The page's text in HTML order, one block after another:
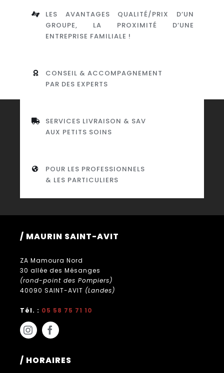
LES AVANTAGES QUALITÉ/PRIX D’UN
GROUPE, LA PROXIMITÉ D’UNE
ENTREPRISE FAMILIALE !
CONSEIL & ACCOMPAGNEMENT
PAR DES EXPERTS
SERVICES LIVRAISON & SAV
AUX PETITS SOINS
POUR LES PROFESSIONNELS
& LES PARTICULIERS
/ MAURIN SAINT-AVIT
ZA Mamoura Nord
30 allée des Mésanges
(rond-point des Pompiers)
40090 SAINT-AVIT (Landes)
Tél. : 05 58 75 71 10
/ HORAIRES